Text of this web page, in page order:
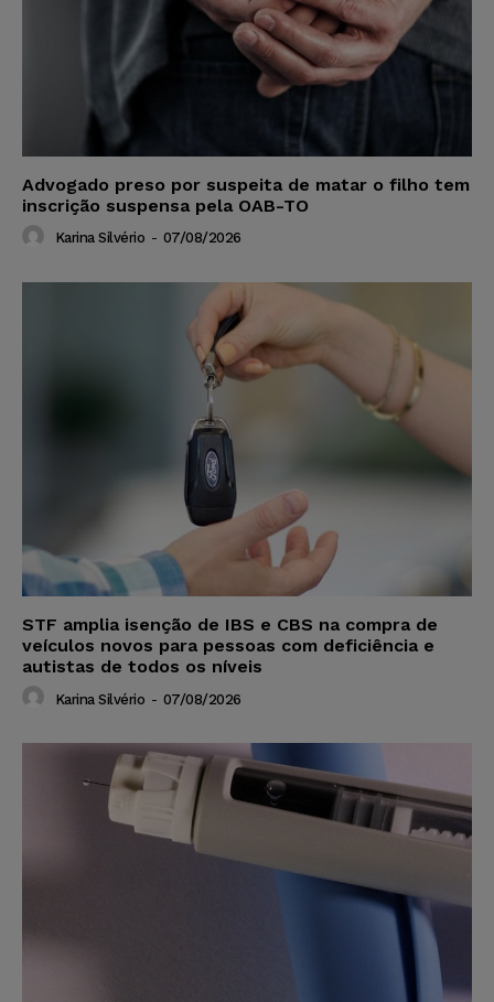
Advogado preso por suspeita de matar o filho tem
inscrição suspensa pela OAB-TO
Karina Silvério - 07/08/2026
STF amplia isenção de IBS e CBS na compra de
veículos novos para pessoas com deficiência e
autistas de todos os níveis
Karina Silvério - 07/08/2026